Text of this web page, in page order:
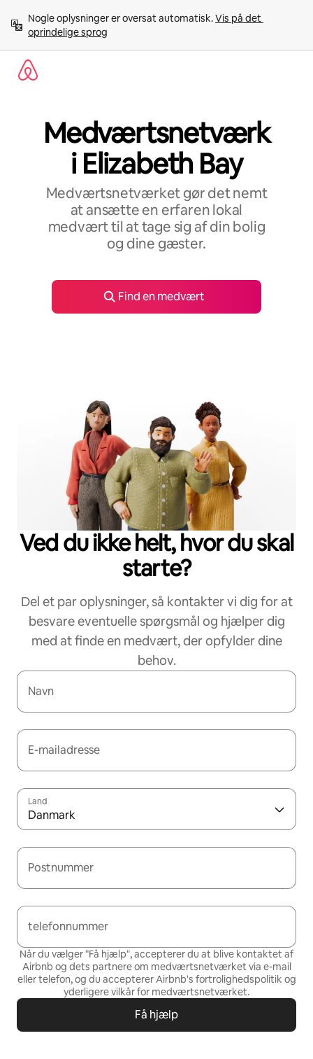
videre
indhold
Nogle oplysninger er oversat automatisk. Vis på det
oprindelige sprog
Medværtsnetværk
i Elizabeth Bay
Medværtsnetværket gør det nemt
at ansætte en erfaren lokal
medvært til at tage sig af din bolig
og dine gæster.
Find en medvært
Ved du ikke helt, hvor du skal
starte?
Del et par oplysninger, så kontakter vi dig for at
besvare eventuelle spørgsmål og hjælper dig
med at finde en medvært, der opfylder dine
behov.
Navn
E-mailadresse
Land
Danmark
Postnummer
telefonnummer
Når du vælger "Få hjælp", accepterer du at blive kontaktet af
Airbnb og dets partnere om medværtsnetværket via e-mail
eller telefon, og du accepterer Airbnb's fortrolighedspolitik og
yderligere vilkår for medværtsnetværket.
Få hjælp